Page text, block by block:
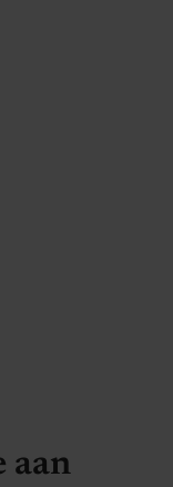
aan